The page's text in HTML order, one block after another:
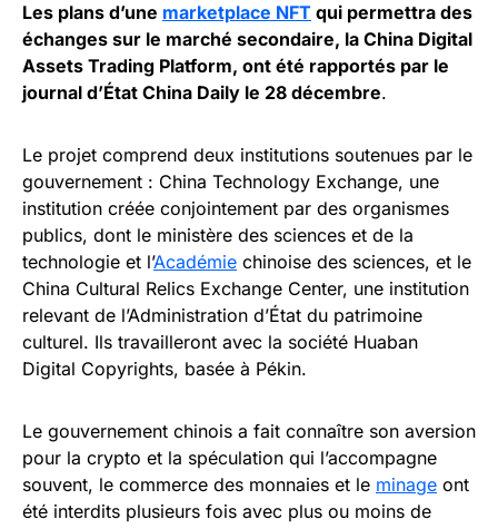
Les plans d’une marketplace NFT qui permettra des
échanges sur le marché secondaire, la China Digital
Assets Trading Platform, ont été rapportés par le
journal d’État China Daily le 28 décembre.
Le projet comprend deux institutions soutenues par le
gouvernement : China Technology Exchange, une
institution créée conjointement par des organismes
publics, dont le ministère des sciences et de la
technologie et l’Académie chinoise des sciences, et le
China Cultural Relics Exchange Center, une institution
relevant de l’Administration d’État du patrimoine
culturel. Ils travailleront avec la société Huaban
Digital Copyrights, basée à Pékin.
Le gouvernement chinois a fait connaître son aversion
pour la crypto et la spéculation qui l’accompagne
souvent, le commerce des monnaies et le minage ont
été interdits plusieurs fois avec plus ou moins de